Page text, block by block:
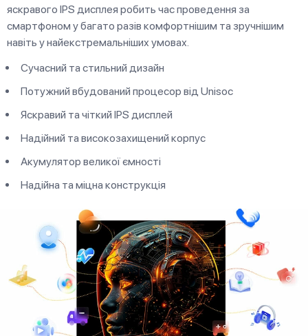
яскравого IPS дисплея робить час проведення за
смартфоном у багато разів комфортнішим та зручнішим
навіть у найекстремальніших умовах.
Сучасний та стильний дизайн
Потужний вбудований процесор від Unisoc
Яскравий та чіткий IPS дисплей
Надійний та високозахищений корпус
Акумулятор великої ємності
Надійна та міцна конструкція